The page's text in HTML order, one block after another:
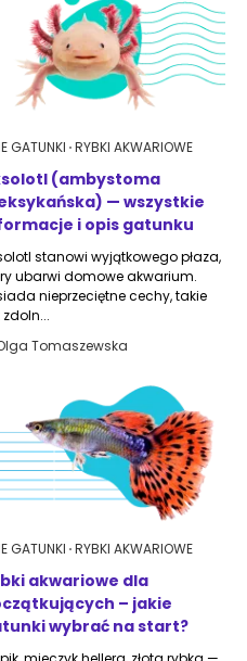
GATUNKI RYBKI AKWARIOWE
(ambystoma
— wszystkie
i opis gatunku
stanowi wyjątkowego płaza,
ubarwi domowe akwarium.
nieprzeciętne cechy, takie
Tomaszewska
GATUNKI RYBKI AKWARIOWE
akwariowe dla
– jakie
wybrać na start?